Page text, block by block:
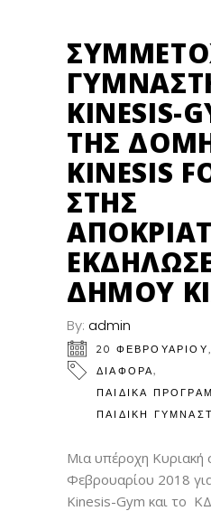
KINESIS-
ΤΗΣ
KINESIS
ΣΤΗΣ
ΔΉΜΟΥ
By: admin
20 ΦΕΒΡΟΥΑΡΊΟΥ,
ΔΙΑΦΟΡΑ,
ΠΑΙΔΙΚΆ
ΠΑΙΔΙΚΉ
Μια υπέροχη Κυριακή
Φεβρουαρίου 2018
Kinesis-Gym και το